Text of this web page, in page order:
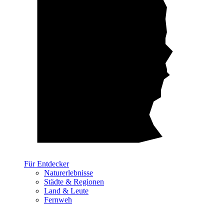
Für Entdecker
Naturerlebnisse
Städte & Regionen
Land & Leute
Fernweh